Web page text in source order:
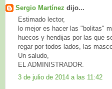
Sergio Martínez dijo...
Estimado lector,
lo mejor es hacer las "bolitas"
huecos y hendijas por las que
regar por todos lados, las
Un saludo,
EL ADMINISTRADOR.
3 de julio de 2014 a las 11:42